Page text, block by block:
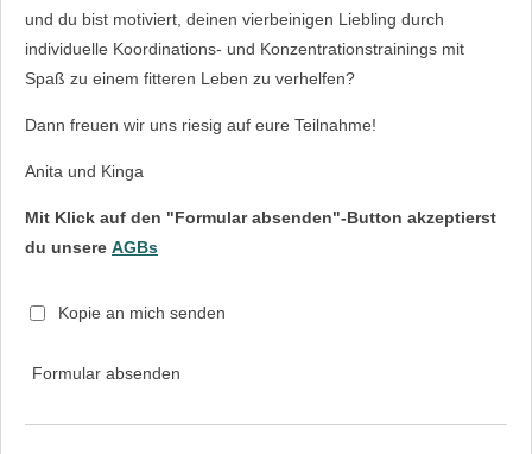
und du bist motiviert, deinen vierbeinigen Liebling durch
individuelle Koordinations- und Konzentrationstrainings mit
Spaß zu einem fitteren Leben zu verhelfen?
Dann freuen wir uns riesig auf eure Teilnahme!
Anita und Kinga
Mit Klick auf den "Formular absenden"-Button akzeptierst
du unsere AGBs
Kopie an mich senden
Formular absenden